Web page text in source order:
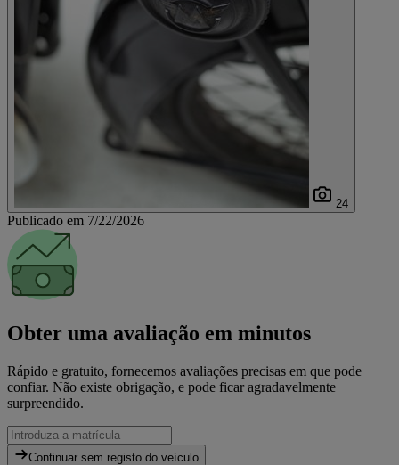
24
Publicado em 7/22/2026
Obter uma avaliação em minutos
Rápido e gratuito, fornecemos avaliações precisas em que pode
confiar. Não existe obrigação, e pode ficar agradavelmente
surpreendido.
Continuar sem registo do veículo